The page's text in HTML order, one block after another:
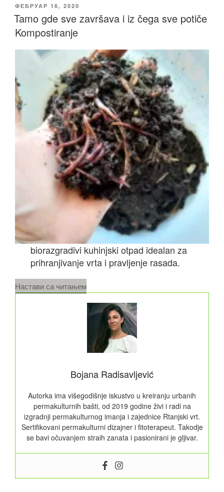
ОБЈАВЉЕНО
ФЕБРУАР 16, 2020
Tamo gde sve završava i iz čega sve potiče
Kompostiranje
biorazgradivi kuhinjski otpad idealan za
prihranjivanje vrta i pravljenje rasada.
Настави са читањем„Tamo
sve
završava
Kompostiranje“
Bojana Radisavljević
Autorka ima višegodišnje iskustvo u kreiranju urbanih
permakulturnih bašti, od 2019 godine živi i radi na
izgradnji permakulturnog imanja i zajednice Rtanjski vrt.
Sertifikovani permakulturni dizajner i fitoterapeut. Takodje
se bavi očuvanjem straih zanata i pasionirani je gljivar.